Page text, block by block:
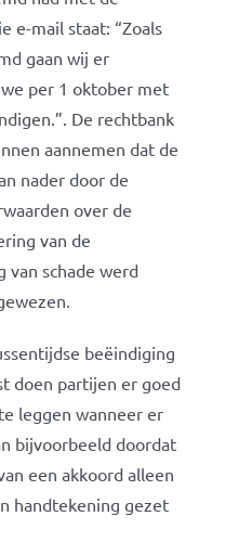
e-mail staat: “Zoals
gaan wij er
per 1 oktober met
De rechtbank
aannemen dat de
nader door de
over de
van de
van schade werd
beëindiging
doen partijen er goed
leggen wanneer er
bijvoorbeeld doordat
een akkoord alleen
handtekening gezet